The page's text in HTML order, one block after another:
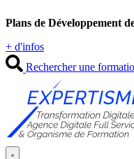
au
Plans de Développement
+ d'infos
Rechercher une